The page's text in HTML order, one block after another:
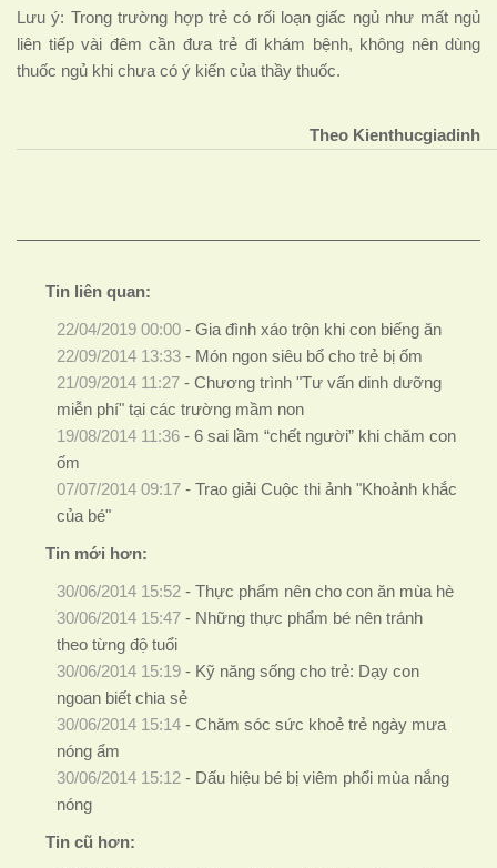
Lưu ý: Trong trường hợp trẻ có rối loạn giấc ngủ như mất ngủ
liên tiếp vài đêm cần đưa trẻ đi khám bệnh, không nên dùng
thuốc ngủ khi chưa có ý kiến của thầy thuốc.
Theo Kienthucgiadinh
Tin liên quan:
22/04/2019 00:00- Gia đình xáo trộn khi con biếng ăn
22/09/2014 13:33- Món ngon siêu bổ cho trẻ bị ốm
21/09/2014 11:27- Chương trình "Tư vấn dinh dưỡng
miễn phí" tại các trường mầm non
19/08/2014 11:36- 6 sai lầm “chết người” khi chăm con
ốm
07/07/2014 09:17- Trao giải Cuộc thi ảnh "Khoảnh khắc
của bé"
Tin mới hơn:
30/06/2014 15:52- Thực phẩm nên cho con ăn mùa hè
30/06/2014 15:47- Những thực phẩm bé nên tránh
theo từng độ tuổi
30/06/2014 15:19- Kỹ năng sống cho trẻ: Dạy con
ngoan biết chia sẻ
30/06/2014 15:14- Chăm sóc sức khoẻ trẻ ngày mưa
nóng ẩm
30/06/2014 15:12- Dấu hiệu bé bị viêm phổi mùa nắng
nóng
Tin cũ hơn: